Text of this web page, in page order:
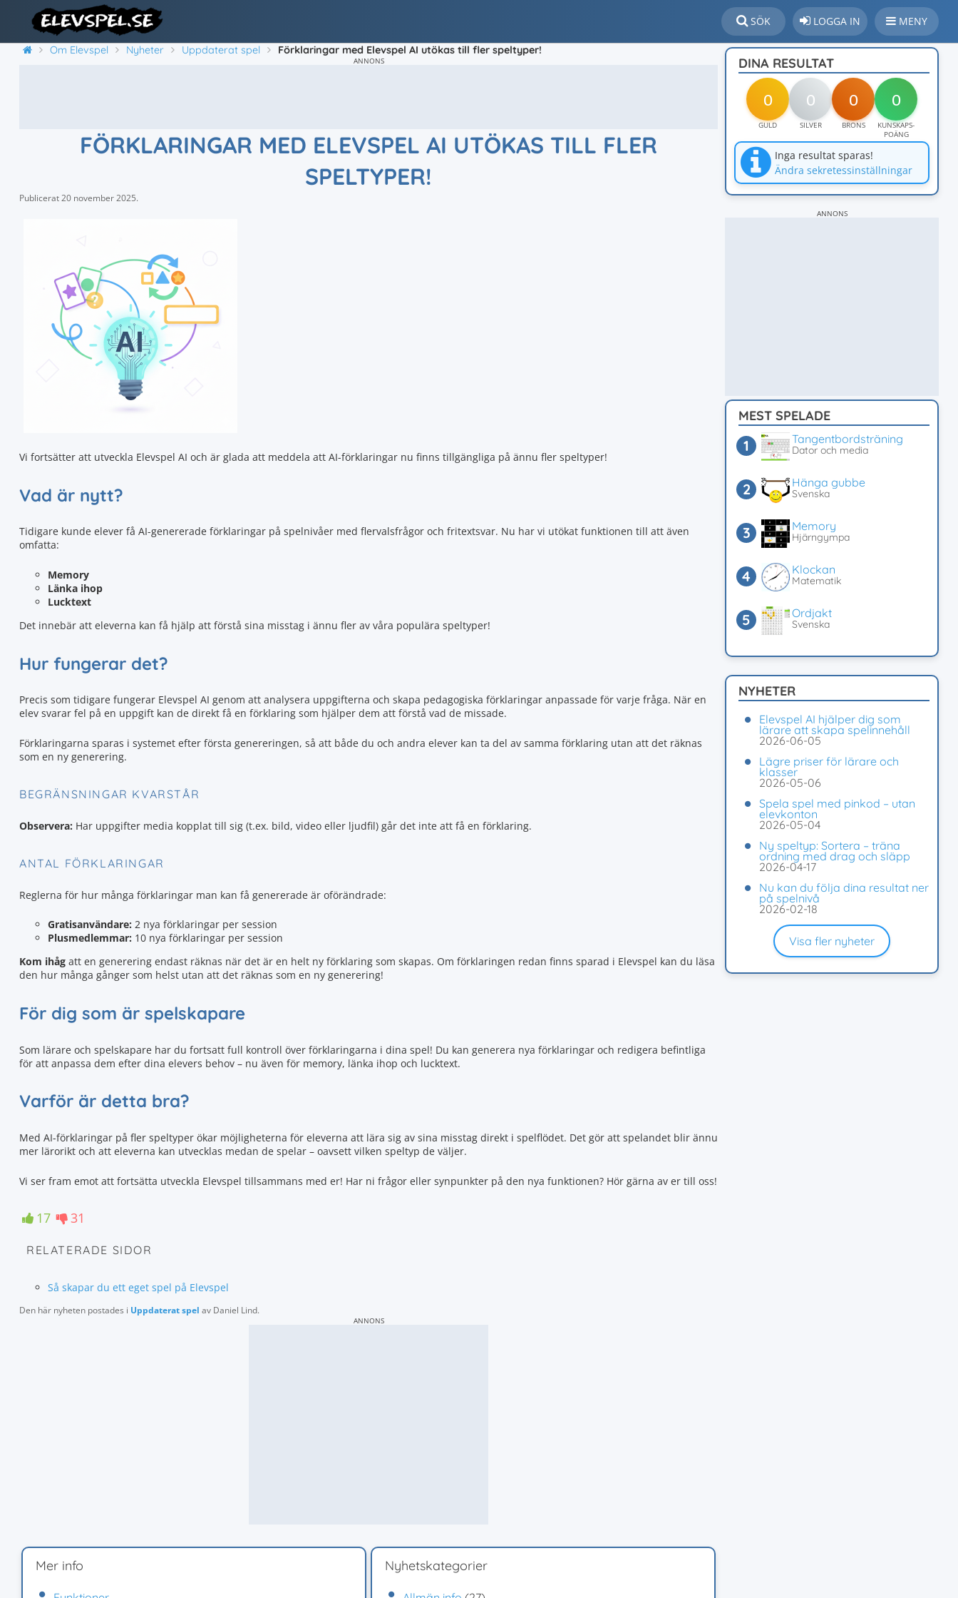
SÖK LOGGA IN MENY
Om Elevspel Nyheter Uppdaterat spel Förklaringar med Elevspel AI utökas till fler speltyper!
ANNONS
FÖRKLARINGAR MED ELEVSPEL AI UTÖKAS TILL FLER
SPELTYPER!
Publicerat20 november 2025.
Vi fortsätter att utveckla Elevspel AI och är glada att meddela att AI-förklaringar nu finns tillgängliga på ännu fler speltyper!
Vad är nytt?
Tidigare kunde elever få AI-genererade förklaringar på spelnivåer med flervalsfrågor och fritextsvar. Nu har vi utökat funktionen till att även
omfatta:
Memory
Länka ihop
Lucktext
Det innebär att eleverna kan få hjälp att förstå sina misstag i ännu fler av våra populära speltyper!
Hur fungerar det?
Precis som tidigare fungerar Elevspel AI genom att analysera uppgifterna och skapa pedagogiska förklaringar anpassade för varje fråga. När en
elev svarar fel på en uppgift kan de direkt få en förklaring som hjälper dem att förstå vad de missade.
Förklaringarna sparas i systemet efter första genereringen, så att både du och andra elever kan ta del av samma förklaring utan att det räknas
som en ny generering.
BEGRÄNSNINGAR KVARSTÅR
Observera: Har uppgifter media kopplat till sig (t.ex. bild, video eller ljudfil) går det inte att få en förklaring.
ANTAL FÖRKLARINGAR
Reglerna för hur många förklaringar man kan få genererade är oförändrade:
Gratisanvändare: 2 nya förklaringar per session
Plusmedlemmar: 10 nya förklaringar per session
Kom ihåg att en generering endast räknas när det är en helt ny förklaring som skapas. Om förklaringen redan finns sparad i Elevspel kan du läsa
den hur många gånger som helst utan att det räknas som en ny generering!
För dig som är spelskapare
Som lärare och spelskapare har du fortsatt full kontroll över förklaringarna i dina spel! Du kan generera nya förklaringar och redigera befintliga
för att anpassa dem efter dina elevers behov – nu även för memory, länka ihop och lucktext.
Varför är detta bra?
Med AI-förklaringar på fler speltyper ökar möjligheterna för eleverna att lära sig av sina misstag direkt i spelflödet. Det gör att spelandet blir ännu
mer lärorikt och att eleverna kan utvecklas medan de spelar – oavsett vilken speltyp de väljer.
Vi ser fram emot att fortsätta utveckla Elevspel tillsammans med er! Har ni frågor eller synpunkter på den nya funktionen? Hör gärna av er till oss!
17 31
RELATERADE SIDOR
Så skapar du ett eget spel på Elevspel
Den här nyheten postades i Uppdaterat spel av Daniel Lind.
ANNONS
Mer info Nyhetskategorier
DINA RESULTAT
0 0 0 0
GULD SILVER BRONS
KUNSKAPS-
POÄNG
Inga resultat sparas!
Ändra sekretessinställningar
ANNONS
MEST SPELADE
Tangentbordsträning
Dator och media
Hänga gubbe
Svenska
Memory
Hjärngympa
Klockan
Matematik
Ordjakt
Svenska
NYHETER
Elevspel AI hjälper dig som
lärare att skapa spelinnehåll
2026-06-05
Lägre priser för lärare och
klasser
2026-05-06
Spela spel med pinkod – utan
elevkonton
2026-05-04
Ny speltyp: Sortera – träna
ordning med drag och släpp
2026-04-17
Nu kan du följa dina resultat ner
på spelnivå
2026-02-18
Visa fler nyheter